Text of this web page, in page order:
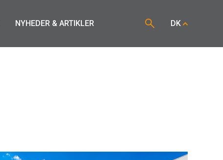
NYHEDER & ARTIKLER DK